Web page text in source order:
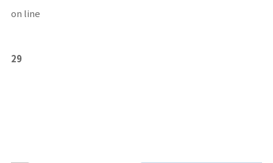
on line
29